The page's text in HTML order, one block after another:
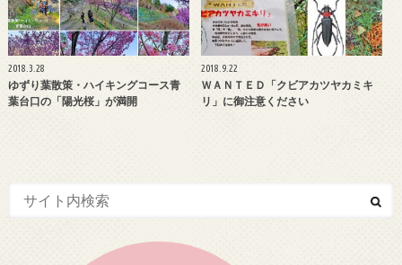
2018.3.28
ゆずり葉散策・ハイキングコース青
葉台口の「陽光桜」が満開
2018.9.22
ＷＡＮＴＥＤ「クビアカツヤカミキ
リ」に御注意ください